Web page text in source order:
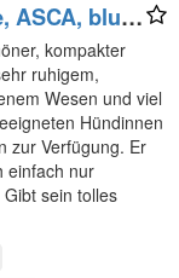
ASCA, blue
kompakter
ruhigem,
Wesen und viel
Hündinnen
zur Verfügung. Er
einfach nur
sein tolles